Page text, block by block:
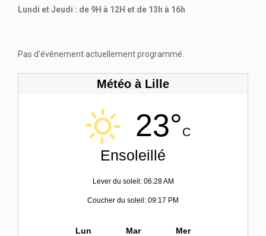
Lundi et Jeudi : de 9H à 12H et de 13h à 16h
Pas d'événement actuellement programmé.
Météo à Lille
23°C
Ensoleillé
Lever du soleil: 06:28 AM
Coucher du soleil: 09:17 PM
Lun Mar Mer